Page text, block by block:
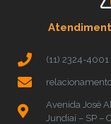
(11) 2324-4001
Avenida José
Jundiaí – SP –